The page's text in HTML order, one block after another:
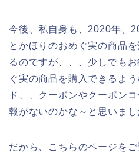
今後、私自身も、2020年、
とかほりのおめぐ実の商品
るのですが、、、少しでも
ぐ実の商品を購入できるよ
ド、、クーポンやクーポン
報がないのかな～と思いまし
だから、こちらのページを